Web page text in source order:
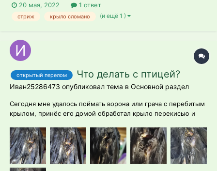
вылечить ?
20 мая, 2022 1 ответ
стриж крыло сломано (и ещё 1 )
открытый перелом Что делать с птицей?
Иван25286473 опубликовал тема в Основной раздел
Сегодня мне удалось поймать ворона или грача с перебитым
крылом, принёс его домой обработал крыло перекисью и
открытый перелом, судя по всему в суставе, перелом не
очень старый ибо кровь хоть и запекшаяся но выглядит
свежей, гнилью от крыла не пах...